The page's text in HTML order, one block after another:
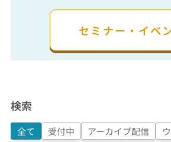
セミナー・イベ
検索
全て 受付中 アーカイブ配信